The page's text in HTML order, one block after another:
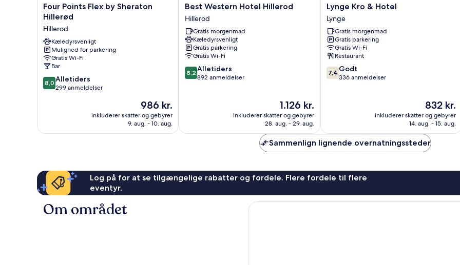
Four
Points
by
Sheraton
Hillerød
Hillerod
Four Points Flex by Sheraton
Hillerød
Hillerod
Kæledyrsvenligt
Mulighed for parkering
Gratis Wi-Fi
Bar
8.0
ud
anmeldelser
8,0 Alletiders
299 anmeldelser
Prisen
er
986 kr.
986 kr.
inkluderer skatter og gebyrer
9. aug. - 10. aug.
Best
Western
Hotel
Hillerod
Hillerod
Best Western Hotel Hillerod
Hillerod
Gratis morgenmad
Kæledyrsvenligt
Gratis parkering
Gratis Wi-Fi
8.2
ud
8,2 Alletiders
892 anmeldelser
Prisen
er
1.126 kr.
1.126 kr.
inkluderer skatter og gebyrer
28. aug. - 29. aug.
Lynge
Kro
&
Hotel
Lynge
Lynge Kro & Hotel
Lynge
Gratis morgenmad
Gratis parkering
Gratis Wi-Fi
Restaurant
7.4
ud
7,4 Godt
336 anmeldelser
Prisen
er
832 kr.
832 kr.
inkluderer skatter og gebyrer
14. aug. - 15. aug.
Sammenlign lignende overnatningssteder
Log på for at se tilgængelige rabatter og fordele. Flere fordele til flere
eventyr.
Om området